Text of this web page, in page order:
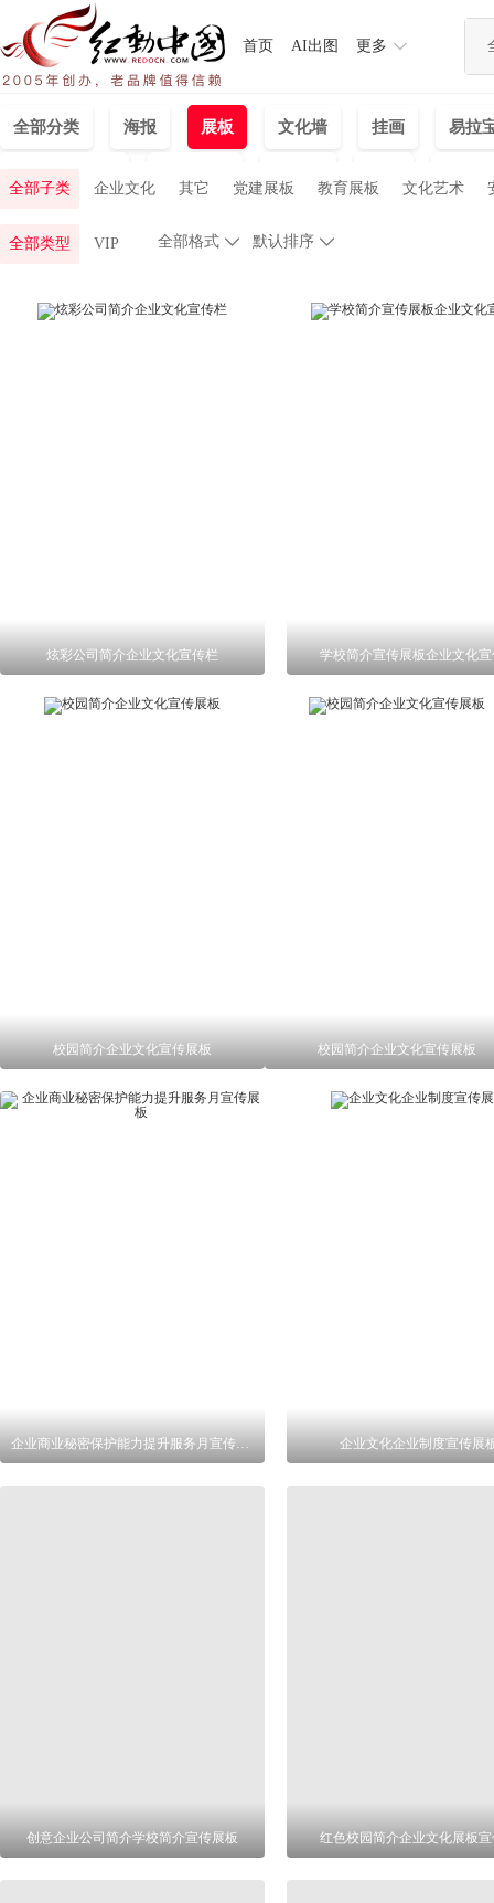
首页 AI出图 更多
全部分类 海报 展板 文化墙 挂画 易拉
全部子类 企业文化 其它 党建展板 教育展板 文化艺术
地产展板
全部类型 VIP 
全部格式 默认排序 
炫彩公司简介企业文化宣传栏 学校简介宣传展板企业文化
校园简介企业文化宣传展板 校园简介企业文化宣传展板
企业商业秘密保护能力提升服务月宣传展板 企业文化企业制度宣传展
创意企业公司简介学校简介宣传展板 红色校园简介企业文化展板